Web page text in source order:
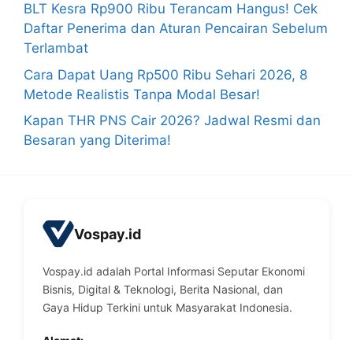
BLT Kesra Rp900 Ribu Terancam Hangus! Cek
Daftar Penerima dan Aturan Pencairan Sebelum
Terlambat
Cara Dapat Uang Rp500 Ribu Sehari 2026, 8
Metode Realistis Tanpa Modal Besar!
Kapan THR PNS Cair 2026? Jadwal Resmi dan
Besaran yang Diterima!
Vospay.id
Vospay.id adalah Portal Informasi Seputar Ekonomi
Bisnis, Digital & Teknologi, Berita Nasional, dan
Gaya Hidup Terkini untuk Masyarakat Indonesia.